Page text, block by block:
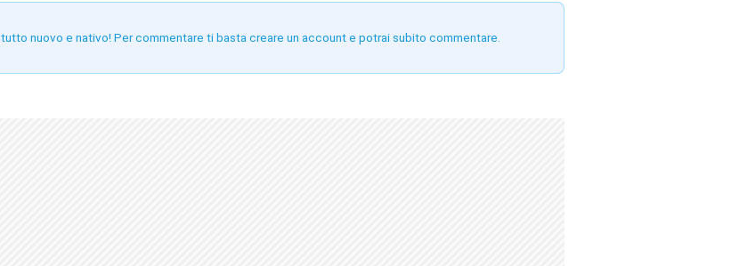
nuovo e nativo! Per commentare ti basta creare un account e potrai subito commentare.